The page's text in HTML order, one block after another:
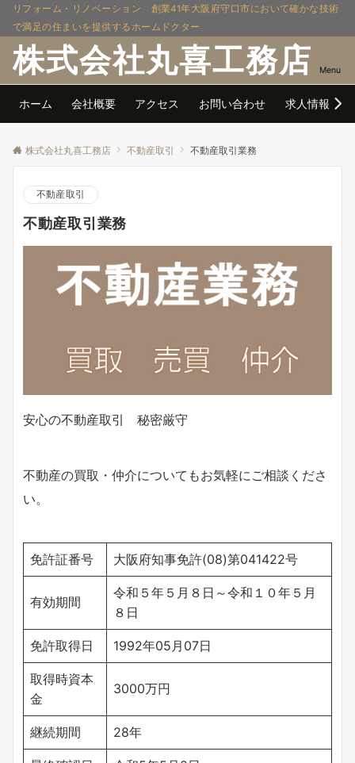
リフォーム・リノベーション 創業41年大阪府守口市において確かな技術
で満足の住まいを提供するホームドクター
株式会社丸喜工務店 Menu
ホーム 会社概要 アクセス お問い合わせ 求人情報
株式会社丸喜工務店 不動産取引 不動産取引業務
不動産取引
不動産取引業務
安心の不動産取引 秘密厳守
不動産の買取・仲介についてもお気軽にご相談くださ
い。
免許証番号 大阪府知事免許(08)第041422号
有効期間
令和５年５月８日～令和１０年５月
８日
免許取得日 1992年05月07日
取得時資本
金
3000万円
継続期間 28年